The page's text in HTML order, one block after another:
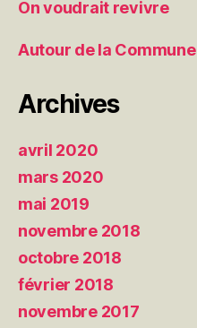
On voudrait revivre
Autour de la Commune
Archives
avril 2020
mars 2020
mai 2019
novembre 2018
octobre 2018
février 2018
novembre 2017